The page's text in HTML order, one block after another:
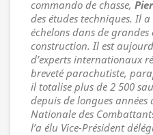
commando de chasse,
des études techniques. Il
échelons dans de grandes
construction. Il est
d’experts internationaux
breveté parachutiste,
il totalise plus de 2 500
depuis de longues années
Nationale des
l’a élu Vice-Président